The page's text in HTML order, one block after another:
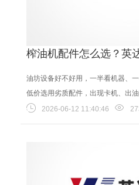
榨油机配件怎么选？英
油坊设备好不好用，一半看机器、
低价选用劣质配件，出现卡机、出
题，本期给全国油坊老板推荐辉县
2026-06-12 11:40:46